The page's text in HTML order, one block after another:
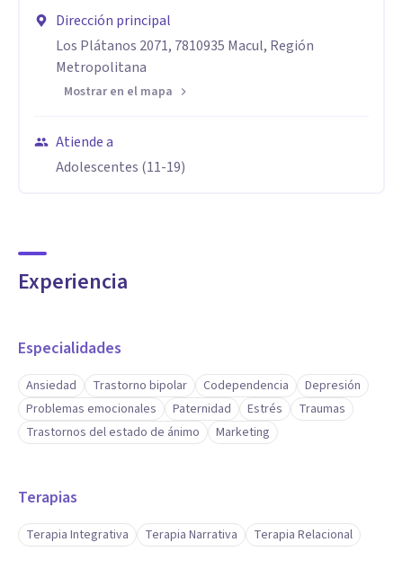
Aptitudes
Terapia Psicológica Basada en la Niñéz Herida (Trauma
Relacional Complejo) con enfoque integrativo y perspectiva
conductuales y del constructivismo evolutivo.
Dirección principal
Los Plátanos 2071, 7810935 Macul, Región
Metropolitana
Mostrar en el mapa
Atiende a
Adolescentes (11-19)
Experiencia
Especialidades
Ansiedad Trastorno bipolar Codependencia
Depresión
Problemas emocionales
Paternidad Estrés
Traumas
Trastornos del estado de ánimo
Marketing
Terapias
Terapia Integrativa Terapia Narrativa Terapia Relacional